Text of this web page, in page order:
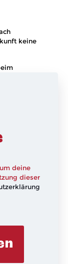
keine
deine
dieser